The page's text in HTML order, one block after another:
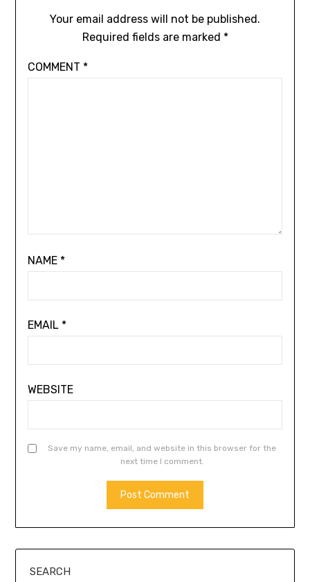
Your email address will not be published.
Required fields are marked *
COMMENT *
NAME *
EMAIL *
WEBSITE
Save my name, email, and website in this browser for the
next time I comment.
SEARCH